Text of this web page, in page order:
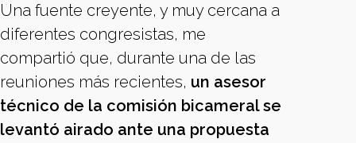
Una fuente creyente, y muy cercana a
diferentes congresistas, me
compartió que, durante una de las
reuniones más recientes, un asesor
técnico de la comisión bicameral se
levantó airado ante una propuesta